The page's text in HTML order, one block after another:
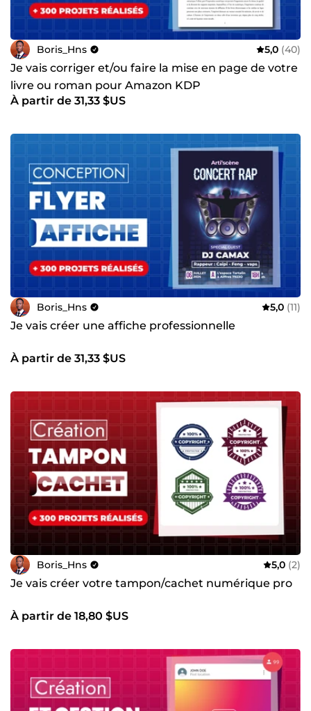
Boris_Hns 5,0 (40)
Je vais corriger et/ou faire la mise en page de votre
livre ou roman pour Amazon KDP
À partir de 31,33 $US
Boris_Hns 5,0 (11)
Je vais créer une affiche professionnelle
À partir de 31,33 $US
Boris_Hns 5,0 (2)
Je vais créer votre tampon/cachet numérique pro
À partir de 18,80 $US